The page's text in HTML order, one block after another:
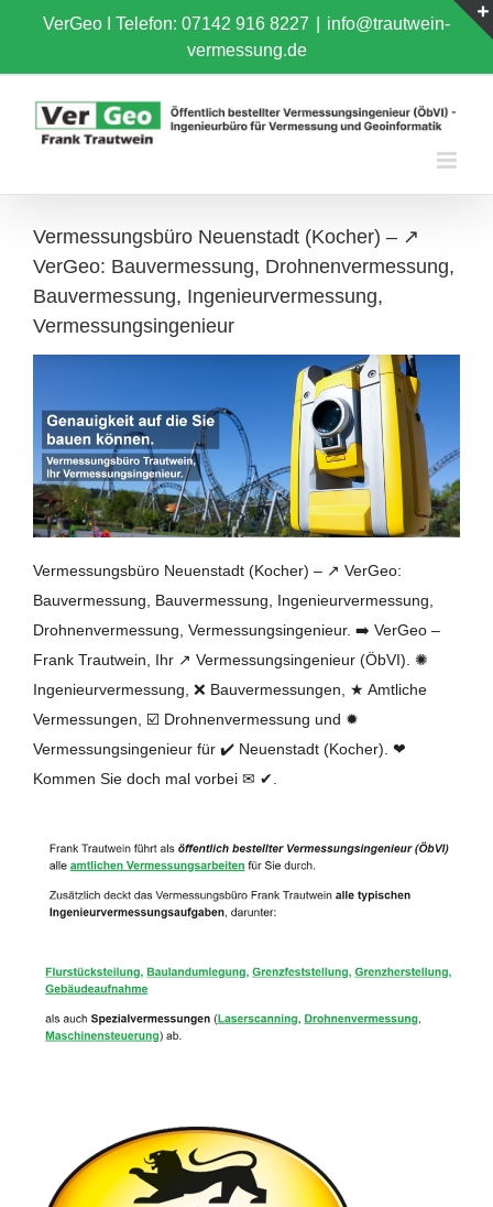
content
VerGeo I Telefon: 07142 916 8227
info@trautwein-
vermessung.de
Vermessungsbüro Neuenstadt (Kocher) – ↗️
VerGeo: Bauvermessung, Drohnenvermessung,
Bauvermessung, Ingenieurvermessung,
Vermessungsingenieur
Vermessungsbüro Neuenstadt (Kocher) – ↗️ VerGeo:
Bauvermessung, Bauvermessung, Ingenieurvermessung,
Drohnenvermessung, Vermessungsingenieur. ➡️ VerGeo –
Frank Trautwein, Ihr ↗️ Vermessungsingenieur (ÖbVI). ✺
Ingenieurvermessung, ❌ Bauvermessungen, ★ Amtliche
Vermessungen, ☑️ Drohnenvermessung und ✹
Vermessungsingenieur für ✔️ Neuenstadt (Kocher). ❤
Kommen Sie doch mal vorbei ✉ ✔.